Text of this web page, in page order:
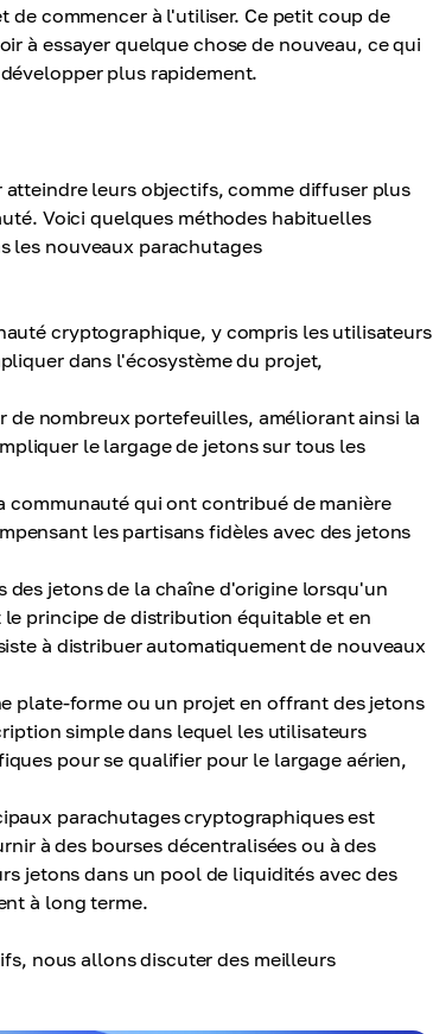
commencer à l'utiliser. Ce petit coup de
à essayer quelque chose de nouveau, ce qui
plus rapidement.
leurs objectifs, comme diffuser plus
Voici quelques méthodes habituelles
les nouveaux parachutages
cryptographique, y compris les utilisateurs
dans l'écosystème du projet,
de nombreux portefeuilles, améliorant ainsi la
le largage de jetons sur tous les
communauté qui ont contribué de manière
les partisans fidèles avec des jetons
jetons de la chaîne d'origine lorsqu'un
principe de distribution équitable et en
à distribuer automatiquement de nouveaux
plate-forme ou un projet en offrant des jetons
simple dans lequel les utilisateurs
pour se qualifier pour le largage aérien,
parachutages cryptographiques est
à des bourses décentralisées ou à des
jetons dans un pool de liquidités avec des
à long terme.
nous allons discuter des meilleurs